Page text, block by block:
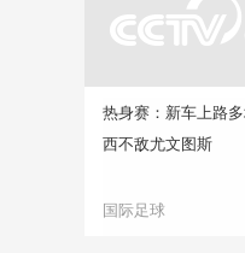
热身赛：新车上路
西不敌尤文图斯
国际足球